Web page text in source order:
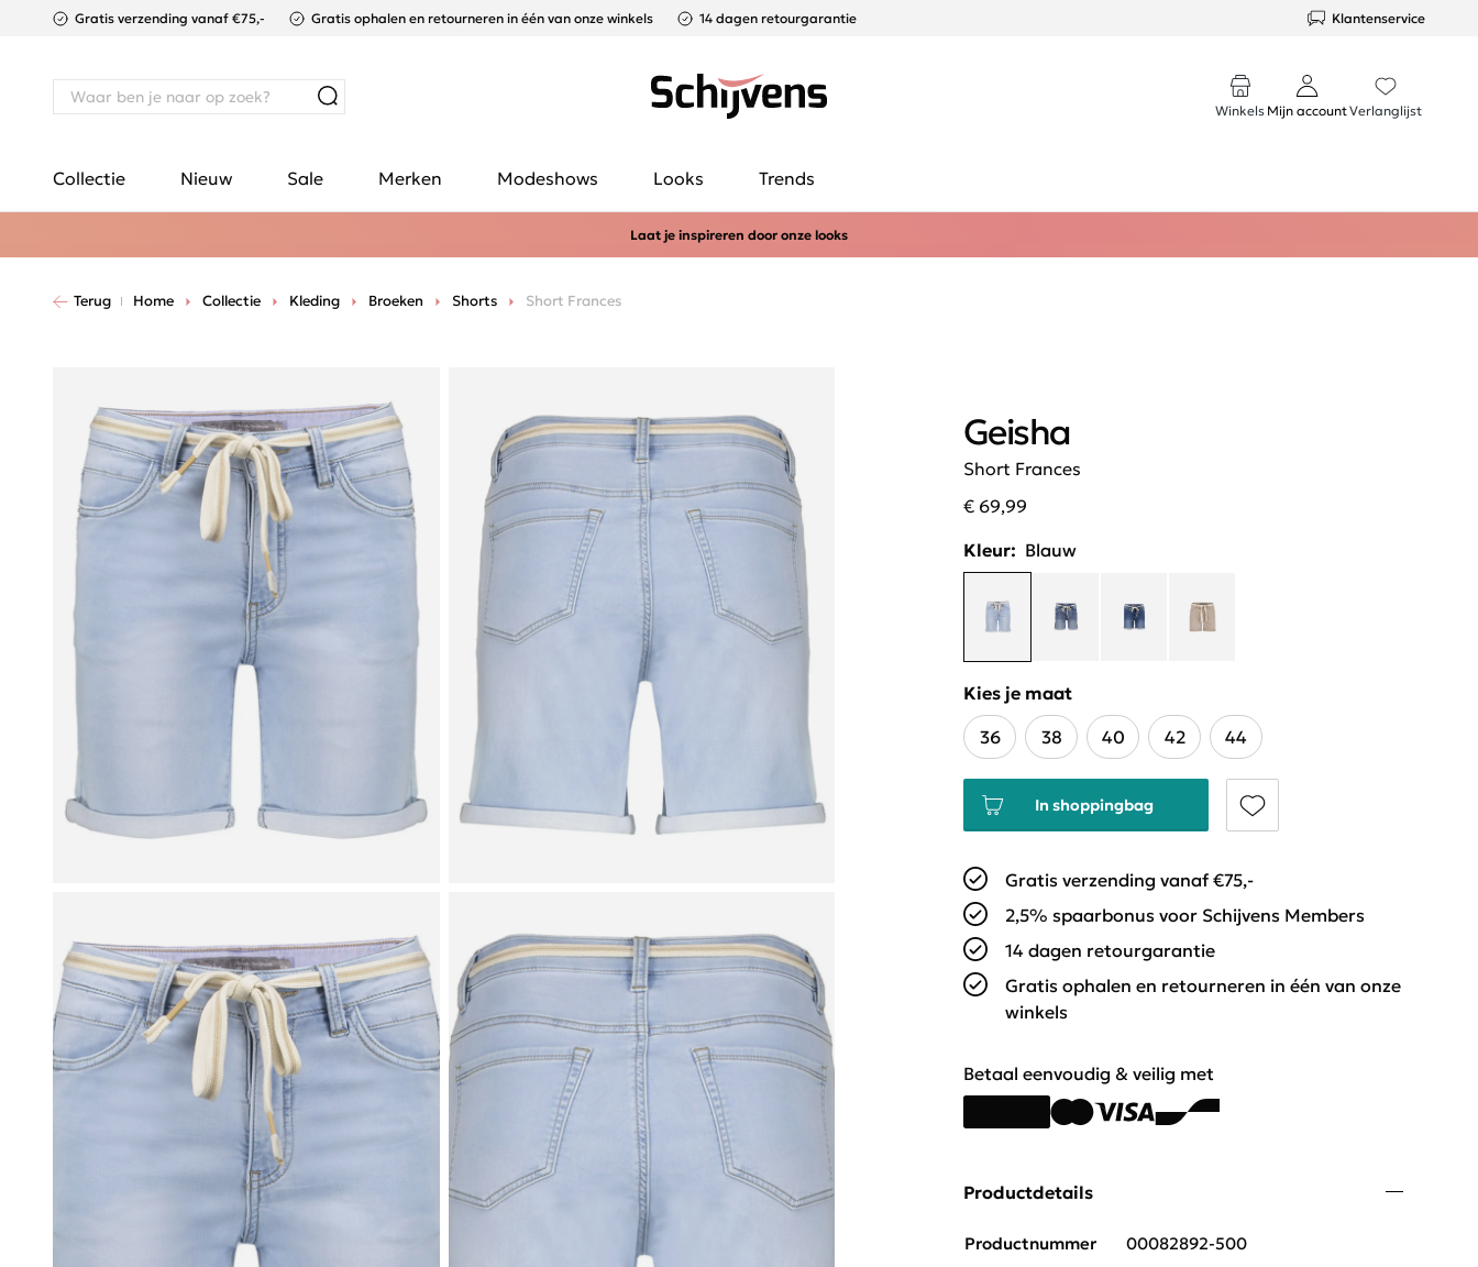
Gratis verzending vanaf €75,- Gratis ophalen en retourneren in één van onze winkels 14 dagen retourgarantie Klantenservice
Winkels Mijn accountVerlanglijst
Collectie Nieuw Sale Merken Modeshows Looks Trends
Laat je inspireren door onze looks
Terug Home Collectie Kleding Broeken Shorts Short Frances
Short Frances
Geisha
€ 69,99
Kleur: Blauw
Kies je maat
36
38 40 42 44
In shoppingbag
Gratis verzending vanaf €75,-
2,5% spaarbonus voor Schijvens Members
14 dagen retourgarantie
Gratis ophalen en retourneren in één van onze
winkels
Betaal eenvoudig & veilig met
Productdetails
Productnummer
00082892-500